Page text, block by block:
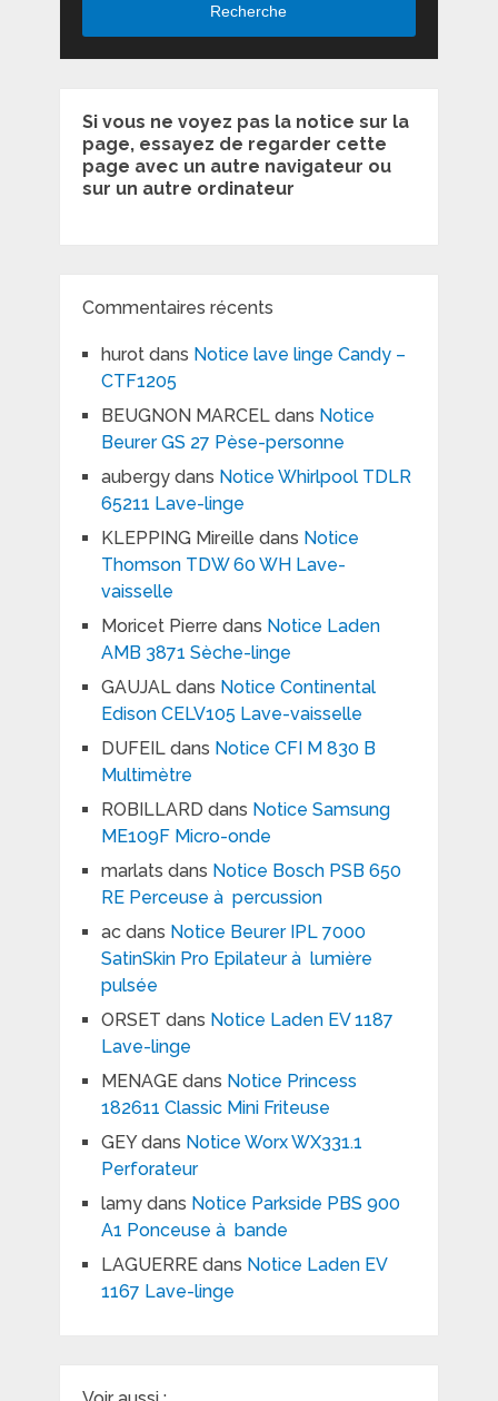
Recherche
Si vous ne voyez pas la notice sur la
page, essayez de regarder cette
page avec un autre navigateur ou
sur un autre ordinateur
Commentaires récents
hurotdans Notice lave linge Candy –
CTF1205
BEUGNON MARCELdans Notice
Beurer GS 27 Pèse-personne
aubergydans Notice Whirlpool TDLR
65211 Lave-linge
KLEPPING Mireille dans Notice
Thomson TDW 60 WH Lave-
vaisselle
Moricet Pierre dans Notice Laden
AMB 3871 Sèche-linge
GAUJALdans Notice Continental
Edison CELV105 Lave-vaisselle
DUFEILdans Notice CFI M 830 B
Multimètre
ROBILLARD dans Notice Samsung
ME109F Micro-onde
marlats dans Notice Bosch PSB 650
RE Perceuse à percussion
acdans Notice Beurer IPL 7000
SatinSkin Pro Epilateur à lumière
pulsée
ORSET dans Notice Laden EV 1187
Lave-linge
MENAGEdans Notice Princess
182611 Classic Mini Friteuse
GEYdans Notice Worx WX331.1
Perforateur
lamydans Notice Parkside PBS 900
A1 Ponceuse à bande
LAGUERREdans Notice Laden EV
1167 Lave-linge